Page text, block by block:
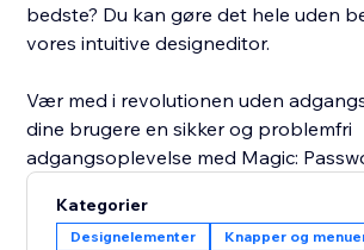
bedste? Du kan gøre det hele uden
vores intuitive designeditor.
Vær med i revolutionen uden
dine brugere en sikker og problemfri
adgangsoplevelse med Magic:
Kategorier
Designelementer Knapper og